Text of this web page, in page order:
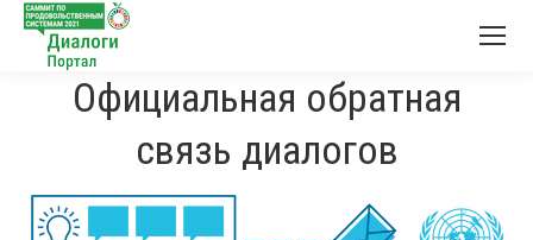
Официальная обратная
связь диалогов